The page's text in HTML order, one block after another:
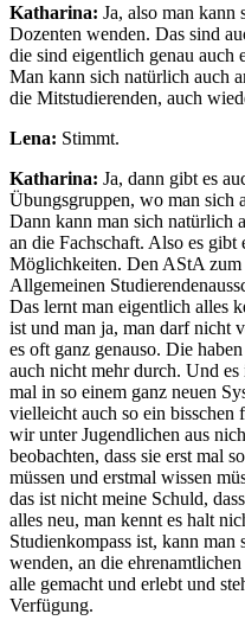
Katharina: Ja, also man kann
Dozenten wenden. Das sind
die sind eigentlich genau auch
Man kann sich natürlich auch
die Mitstudierenden, auch
Lena: Stimmt.
Katharina: Ja, dann gibt es
Übungsgruppen, wo man sich
Dann kann man sich natürlich
an die Fachschaft. Also es
Möglichkeiten. Den AStA zum
Allgemeinen
Das lernt man eigentlich alles
ist und man ja, man darf nicht
es oft ganz genauso. Die
auch nicht mehr durch. Und
mal in so einem ganz neuen
vielleicht auch so ein bisschen
wir unter Jugendlichen aus
beobachten, dass sie erst mal
müssen und erstmal wissen
das ist nicht meine Schuld,
alles neu, man kennt es halt
Studienkompass ist, kann
wenden, an die
alle gemacht und erlebt und
Verfügung.